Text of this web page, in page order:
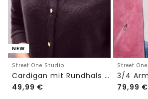
NEW
Street One Studio
Cardigan mit Rundhals und Knöpfen
49,99 €
Street One
79,99 €